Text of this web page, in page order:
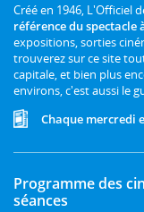
Créé en 1946, L'Officiel
référence du spectacle
expositions, sorties
trouverez sur ce site
capitale, et bien plus
environs, c'est aussi le
Chaque mercredi
Programme des
séances